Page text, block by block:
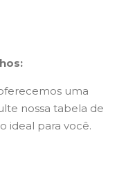
uma
nossa tabela de
ideal para você.